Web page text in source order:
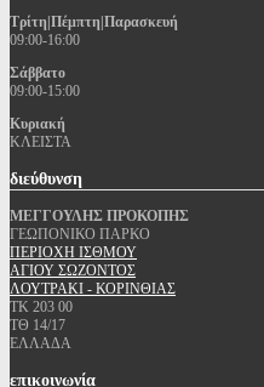
Τρίτη|Πέμπτη|Παρασκευή
09:00-16:00
Σάββατο
09:00-15:00
Κυριακή
ΚΛΕΙΣΤΑ
διεύθυνση
ΜΕΓΓΟΥΛΗΣ ΠΡΟΚΟΠΗΣ
ΓΕΩΠΟΝΙΚΟ ΠΑΡΚΟ
ΠΕΡΙΟΧΗ ΙΣΘΜΟΥ
ΑΓΙΟΥ ΣΩΖΟΝΤΟΣ
ΛΟΥΤΡΑΚΙ - ΚΟΡΙΝΘΙΑΣ
ΤΚ 203 00
ΤΘ 14/17
ΕΛΛΑΔΑ
επικοινωνία